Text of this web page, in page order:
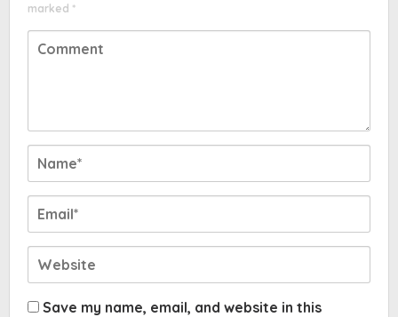
marked *
Save my name, email, and website in this